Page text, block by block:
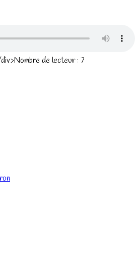
de lecteur : 7